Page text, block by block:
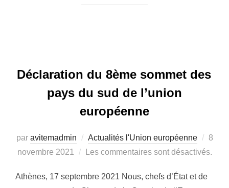
Déclaration du 8ème sommet des
pays du sud de l’union
européenne
par avitemadmin Actualités l'Union européenne
le
8
novembre 2021
Les commentaires sont désactivés.
Athènes, 17 septembre 2021 Nous, chefs d’État et de